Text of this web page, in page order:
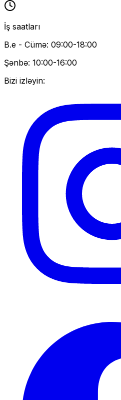
İş saatları
B.e - Cümə: 09:00-18:00
Şənbə: 10:00-16:00
Bizi izləyin: